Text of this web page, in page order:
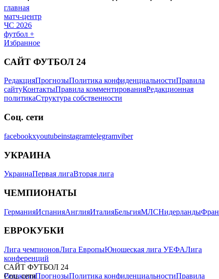
главная
матч-центр
ЧС 2026
футбол +
Избранное
САЙТ ФУТБОЛ 24
РедакцияПрогнозыПолитика конфиденциальностиПравила
сайтуКонтактыПравила комментированияРедакционная
политикаСтруктура собственности
Соц. сети
facebookxyoutubeinstagramtelegramviber
УКРАИНА
УкраинаПервая лигаВторая лига
ЧЕМПИОНАТЫ
ГерманияИспанияАнглияИталияБельгияМЛСНидерланды
ЕВРОКУБКИ
Лига чемпионовЛига ЕвропыЮношеская лига УЕФАЛига
конференций
САЙТ ФУТБОЛ 24
РедакцияПрогнозыПолитика конфиденциальностиПравила
Соц. сети